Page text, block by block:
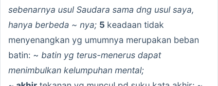
sebenarnya usul Saudara sama dng usul saya,
hanya berbeda ~ nya; 5 keadaan tidak
menyenangkan yg umumnya merupakan beban
batin: ~ batin yg terus-menerus dapat
menimbulkan kelumpuhan mental;